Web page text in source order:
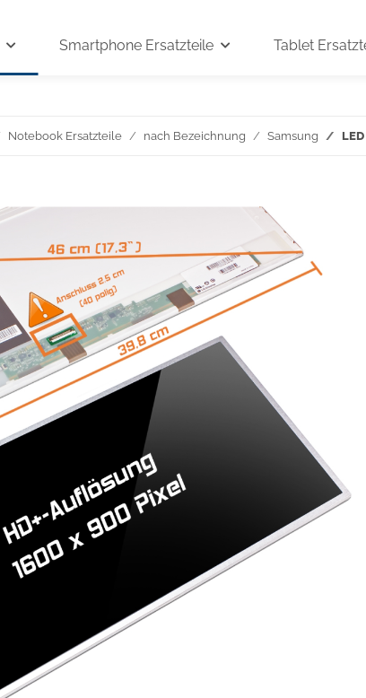
Smartphone Ersatzteile Tablet
Notebook Ersatzteile nach Bezeichnung Samsung